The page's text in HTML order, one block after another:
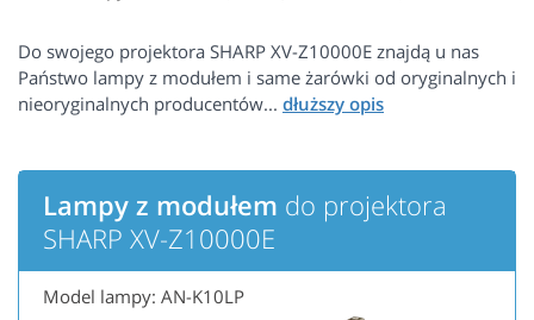
Do swojego projektora SHARP XV-Z10000E znajdą u nas
Państwo lampy z modułem i same żarówki od oryginalnych i
nieoryginalnych producentów...
Lampy z modułem do projektora
SHARP XV-Z10000E
Model lampy: AN-K10LP